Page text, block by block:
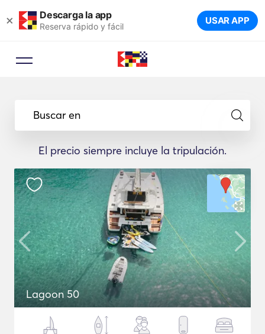
× Descarga la app
Reserva rápido y fácil USAR APP
Buscar en
El precio siempre incluye la tripulación.
Lagoon 50